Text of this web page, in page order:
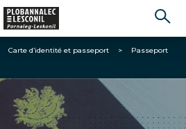
Carte d’identité et passeport >
Passeport